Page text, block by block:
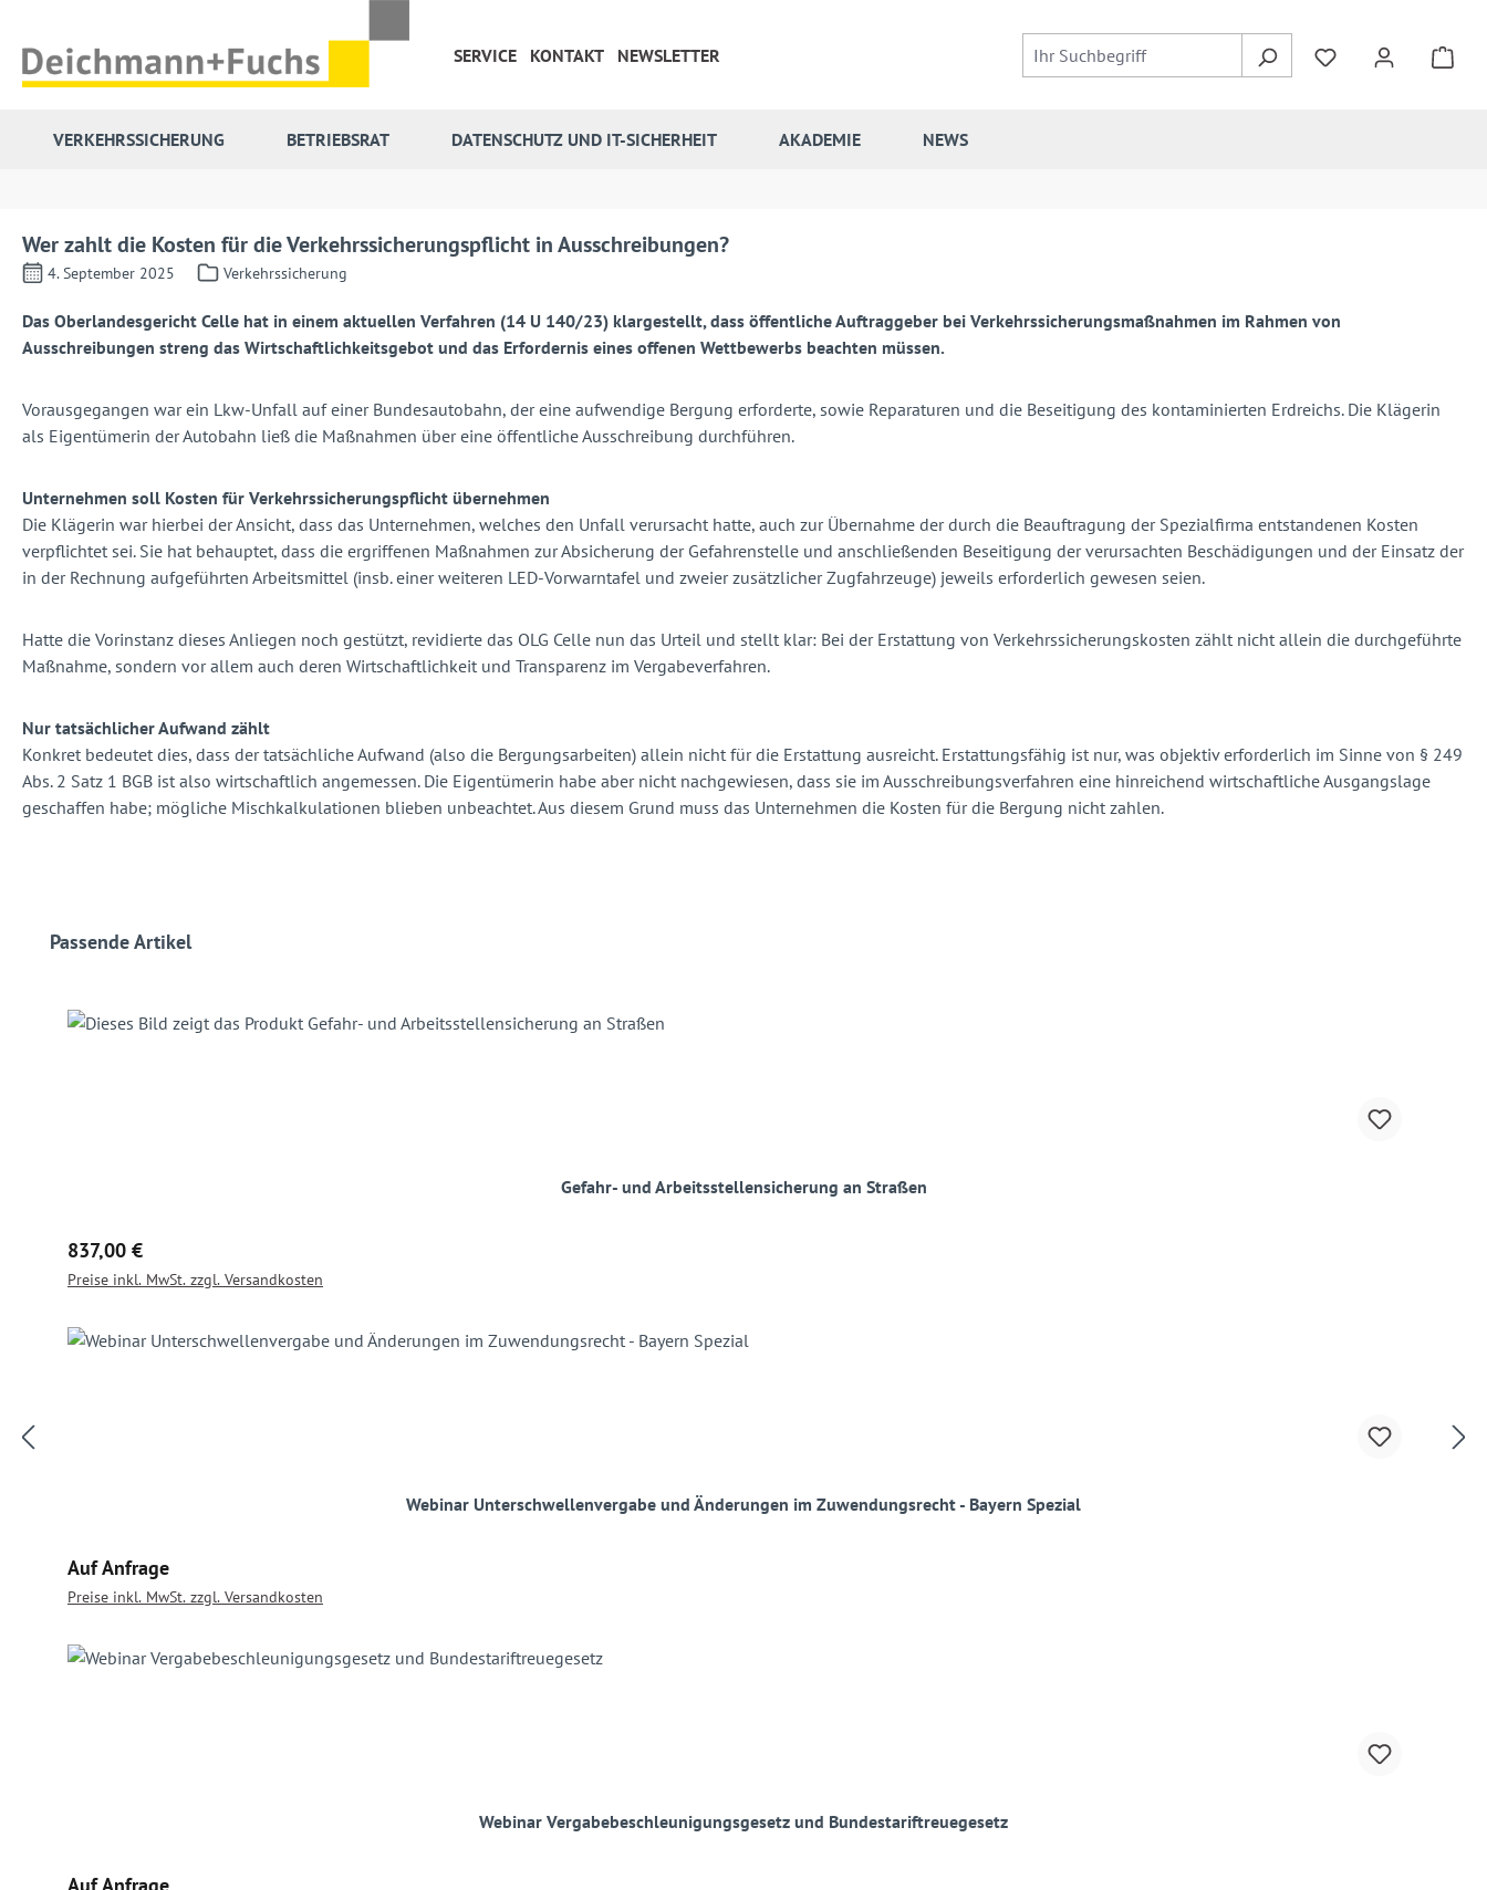
SERVICE
KONTAKT NEWSLETTER
VERKEHRSSICHERUNG BETRIEBSRAT DATENSCHUTZ UND IT-SICHERHEIT AKADEMIE NEWS
Wer zahlt die Kosten für die Verkehrssicherungspflicht in Ausschreibungen?
4. September 2025 Verkehrssicherung
Das Oberlandesgericht Celle hat in einem aktuellen Verfahren (14 U 140/23) klargestellt, dass öffentliche Auftraggeber bei Verkehrssicherungsmaßnahmen im Rahmen von
Ausschreibungen streng das Wirtschaftlichkeitsgebot und das Erfordernis eines offenen Wettbewerbs beachten müssen.
Vorausgegangen war ein Lkw-Unfall auf einer Bundesautobahn, der eine aufwendige Bergung erforderte, sowie Reparaturen und die Beseitigung des kontaminierten Erdreichs. Die Klägerin
als Eigentümerin der Autobahn ließ die Maßnahmen über eine öffentliche Ausschreibung durchführen.
Unternehmen soll Kosten für Verkehrssicherungspflicht übernehmen
Die Klägerin war hierbei der Ansicht, dass das Unternehmen, welches den Unfall verursacht hatte, auch zur Übernahme der durch die Beauftragung der Spezialfirma entstandenen Kosten
verpflichtet sei. Sie hat behauptet, dass die ergriffenen Maßnahmen zur Absicherung der Gefahrenstelle und anschließenden Beseitigung der verursachten Beschädigungen und der Einsatz der
in der Rechnung aufgeführten Arbeitsmittel (insb. einer weiteren LED-Vorwarntafel und zweier zusätzlicher Zugfahrzeuge) jeweils erforderlich gewesen seien.
Hatte die Vorinstanz dieses Anliegen noch gestützt, revidierte das OLG Celle nun das Urteil und stellt klar: Bei der Erstattung von Verkehrssicherungskosten zählt nicht allein die durchgeführte
Maßnahme, sondern vor allem auch deren Wirtschaftlichkeit und Transparenz im Vergabeverfahren.
Nur tatsächlicher Aufwand zählt
Konkret bedeutet dies, dass der tatsächliche Aufwand (also die Bergungsarbeiten) allein nicht für die Erstattung ausreicht. Erstattungsfähig ist nur, was objektiv erforderlich im Sinne von § 249
Abs. 2 Satz 1 BGB ist also wirtschaftlich angemessen. Die Eigentümerin habe aber nicht nachgewiesen, dass sie im Ausschreibungsverfahren eine hinreichend wirtschaftliche Ausgangslage
geschaffen habe; mögliche Mischkalkulationen blieben unbeachtet. Aus diesem Grund muss das Unternehmen die Kosten für die Bergung nicht zahlen.
Produktgalerie überspringen
Passende Artikel
Gefahr- und Arbeitsstellensicherung an Straßen
Regulärer Preis:
837,00 €
Preise inkl. MwSt. zzgl. Versandkosten
Webinar Unterschwellenvergabe und Änderungen im Zuwendungsrecht - Bayern Spezial
Regulärer Preis:
Auf Anfrage
Preise inkl. MwSt. zzgl. Versandkosten
Webinar Vergabebeschleunigungsgesetz und Bundestariftreuegesetz
Regulärer Preis: